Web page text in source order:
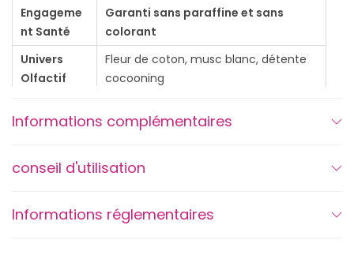
v
a
l
D
J
y
«
Engageme
nt Santé
Garanti sans paraffine et sans
colorant
Univers
Olfactif
Fleur de coton, musc blanc, détente
cocooning
FAQ – Questions fréquentes – Bougie « Reine
Informations complémentaires
conseil d'utilisation
Informations réglementaires